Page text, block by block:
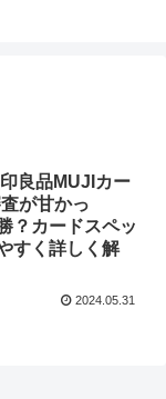
良品MUJIカー
が甘かっ
？カードスペッ
すく詳しく解
2024.05.31